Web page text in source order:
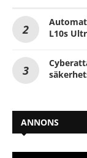
L10s
ANNONS